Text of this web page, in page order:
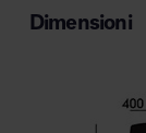
Dimensioni